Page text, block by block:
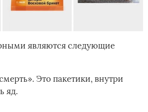
являются следующие
Это пакетики, внутри
яд.